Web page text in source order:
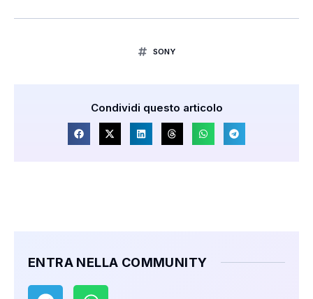
SONY
Condividi questo articolo
ENTRA NELLA COMMUNITY